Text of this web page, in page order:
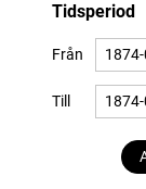
Tidsperiod
Från
Till